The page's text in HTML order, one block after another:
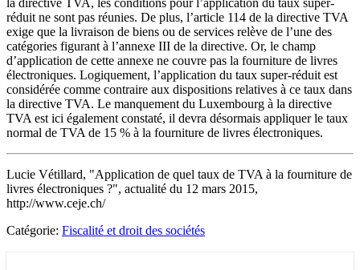
la directive TVA, les conditions pour l’application du taux super-
réduit ne sont pas réunies. De plus, l’article 114 de la directive TVA
exige que la livraison de biens ou de services relève de l’une des
catégories figurant à l’annexe III de la directive. Or, le champ
d’application de cette annexe ne couvre pas la fourniture de livres
électroniques. Logiquement, l’application du taux super-réduit est
considérée comme contraire aux dispositions relatives à ce taux dans
la directive TVA. Le manquement du Luxembourg à la directive
TVA est ici également constaté, il devra désormais appliquer le taux
normal de TVA de 15 % à la fourniture de livres électroniques.
Lucie Vétillard, "Application de quel taux de TVA à la fourniture de
livres électroniques ?", actualité du 12 mars 2015,
http://www.ceje.ch/
Catégorie: Fiscalité et droit des sociétés